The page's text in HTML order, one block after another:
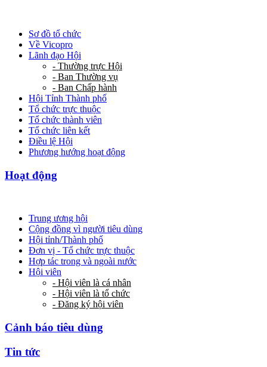
Sơ đồ tổ chức
Về Vicopro
Lãnh đạo Hội
- Thường trực Hội
- Ban Thường vụ
- Ban Chấp hành
Hội Tỉnh Thành phố
Tổ chức trực thuộc
Tổ chức thành viên
Tổ chức liên kết
Điều lệ Hội
Phương hướng hoạt động
Hoạt động
Trung ương hội
Cộng đồng vì người tiêu dùng
Hội tỉnh/Thành phố
Đơn vị - Tổ chức trực thuộc
Hợp tác trong và ngoài nước
Hội viên
- Hội viên là cá nhân
- Hội viên là tổ chức
- Đăng ký hội viên
Cảnh báo tiêu dùng
Tin tức